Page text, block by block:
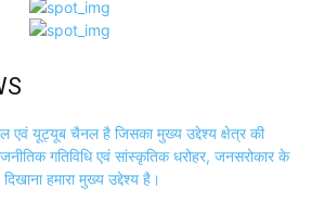
एवं यूट्यूब चैनल है जिसका मुख्य उद्देश्य क्षेत्र की
गतिविधि एवं सांस्कृतिक धरोहर, जनसरोकार के
हमारा मुख्य उद्देश्य है।